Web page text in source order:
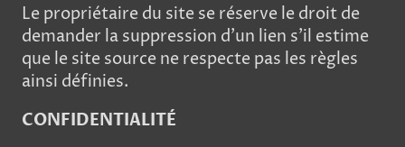
Le propriétaire du site se réserve le droit de
demander la suppression d’un lien s’il estime
que le site source ne respecte pas les règles
ainsi définies.
CONFIDENTIALITÉ